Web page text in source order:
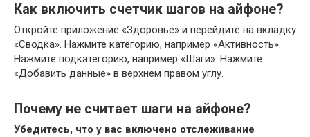
Как включить счетчик шагов на айфоне?
Откройте приложение «Здоровье» и перейдите на вкладку
«Сводка». Нажмите категорию, например «Активность».
Нажмите подкатегорию, например «Шаги». Нажмите
«Добавить данные» в верхнем правом углу.
Почему не считает шаги на айфоне?
Убедитесь, что у вас включено отслеживание